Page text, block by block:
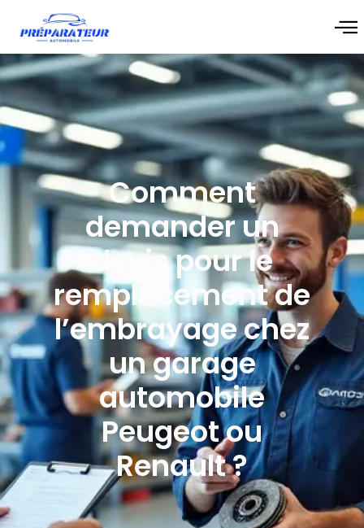
Comment
demander un
devis pour le
remplacement de
l’embrayage chez
un garage
automobile
Peugeot ou
Renault ?